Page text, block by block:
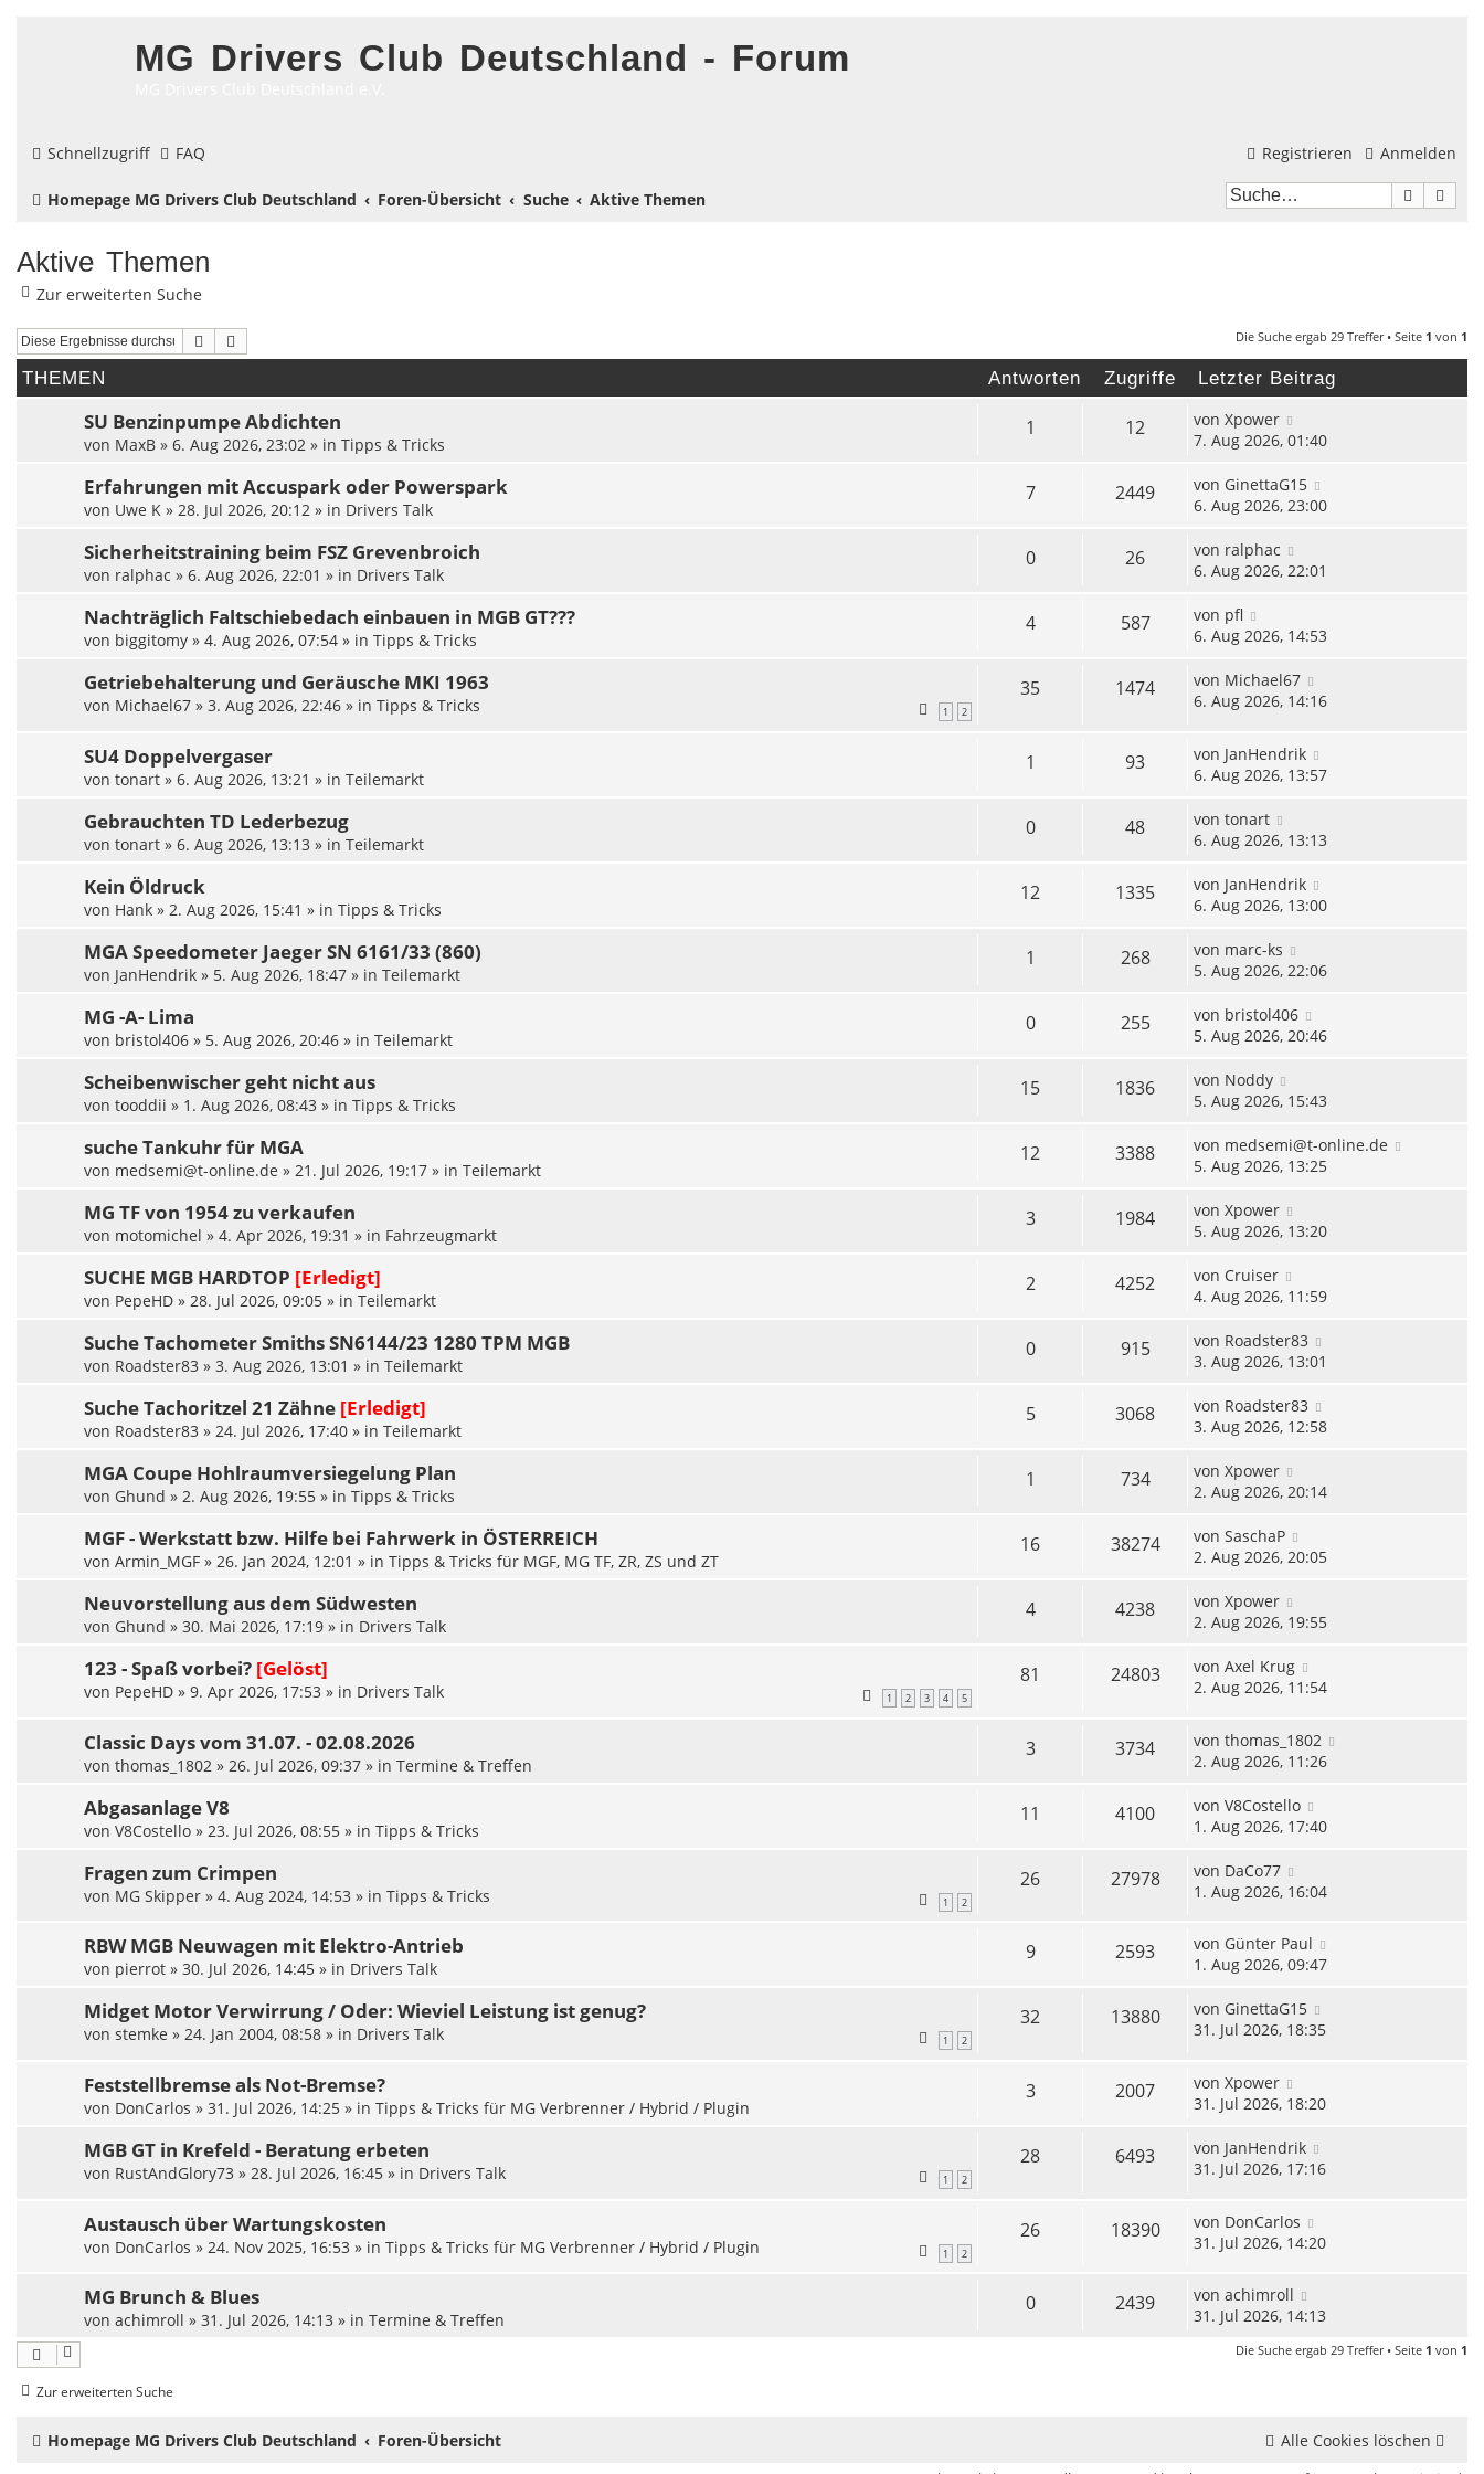
MG Drivers Club Deutschland - Forum
Schnellzugriff FAQ Anmelden
Registrieren
Homepage MG Drivers Club Deutschland Foren-Übersicht Suche Aktive Themen Suche
Aktive Themen
Zur erweiterten Suche
Suche Die Suche ergab 29 Treffer • Seite 1 von 1
THEMEN Antworten Zugriffe Letzter Beitrag
SU Benzinpumpe Abdichten
von MaxB » 6. Aug 2026, 23:02 » in Tipps & Tricks
1 12 von Xpower
7. Aug 2026, 01:40
Erfahrungen mit Accuspark oder Powerspark
von Uwe K » 28. Jul 2026, 20:12 » in Drivers Talk
7 2449 von GinettaG15
6. Aug 2026, 23:00
Sicherheitstraining beim FSZ Grevenbroich
von ralphac » 6. Aug 2026, 22:01 » in Drivers Talk
0 26 von ralphac
6. Aug 2026, 22:01
Nachträglich Faltschiebedach einbauen in MGB GT???
von biggitomy » 4. Aug 2026, 07:54 » in Tipps & Tricks
4 587 von pfl
6. Aug 2026, 14:53
Getriebehalterung und Geräusche MKI 1963
von Michael67 » 3. Aug 2026, 22:46 » in Tipps & Tricks 1 2
35 1474 von Michael67
6. Aug 2026, 14:16
SU4 Doppelvergaser
von tonart » 6. Aug 2026, 13:21 » in Teilemarkt
1 93 von JanHendrik
6. Aug 2026, 13:57
Gebrauchten TD Lederbezug
von tonart » 6. Aug 2026, 13:13 » in Teilemarkt
0 48 von tonart
6. Aug 2026, 13:13
Kein Öldruck
von Hank » 2. Aug 2026, 15:41 » in Tipps & Tricks
12 1335 von JanHendrik
6. Aug 2026, 13:00
MGA Speedometer Jaeger SN 6161/33 (860)
von JanHendrik » 5. Aug 2026, 18:47 » in Teilemarkt
1 268 von marc-ks
5. Aug 2026, 22:06
MG -A- Lima
von bristol406 » 5. Aug 2026, 20:46 » in Teilemarkt
0 255 von bristol406
5. Aug 2026, 20:46
Scheibenwischer geht nicht aus
von tooddii » 1. Aug 2026, 08:43 » in Tipps & Tricks
15 1836 von Noddy
5. Aug 2026, 15:43
suche Tankuhr für MGA
von medsemi@t-online.de » 21. Jul 2026, 19:17 » in Teilemarkt
12 3388 von medsemi@t-online.de
5. Aug 2026, 13:25
MG TF von 1954 zu verkaufen
von motomichel » 4. Apr 2026, 19:31 » in Fahrzeugmarkt
3 1984 von Xpower
5. Aug 2026, 13:20
SUCHE MGB HARDTOP [Erledigt]
von PepeHD » 28. Jul 2026, 09:05 » in Teilemarkt
2 4252 von Cruiser
4. Aug 2026, 11:59
Suche Tachometer Smiths SN6144/23 1280 TPM MGB
von Roadster83 » 3. Aug 2026, 13:01 » in Teilemarkt
0 915 von Roadster83
3. Aug 2026, 13:01
Suche Tachoritzel 21 Zähne [Erledigt]
von Roadster83 » 24. Jul 2026, 17:40 » in Teilemarkt
5 3068 von Roadster83
3. Aug 2026, 12:58
MGA Coupe Hohlraumversiegelung Plan
von Ghund » 2. Aug 2026, 19:55 » in Tipps & Tricks
1 734 von Xpower
2. Aug 2026, 20:14
MGF - Werkstatt bzw. Hilfe bei Fahrwerk in ÖSTERREICH
von Armin_MGF » 26. Jan 2024, 12:01 » in Tipps & Tricks für MGF, MG TF, ZR, ZS und ZT
16 38274 von SaschaP
2. Aug 2026, 20:05
Neuvorstellung aus dem Südwesten
von Ghund » 30. Mai 2026, 17:19 » in Drivers Talk
4 4238 von Xpower
2. Aug 2026, 19:55
123 - Spaß vorbei? [Gelöst]
von PepeHD » 9. Apr 2026, 17:53 » in Drivers Talk 1 2 3 4 5
81 24803 von Axel Krug
2. Aug 2026, 11:54
Classic Days vom 31.07. - 02.08.2026
von thomas_1802 » 26. Jul 2026, 09:37 » in Termine & Treffen
3 3734 von thomas_1802
2. Aug 2026, 11:26
Abgasanlage V8
von V8Costello » 23. Jul 2026, 08:55 » in Tipps & Tricks
11 4100 von V8Costello
1. Aug 2026, 17:40
Fragen zum Crimpen
von MG Skipper » 4. Aug 2024, 14:53 » in Tipps & Tricks 1 2
26 27978 von DaCo77
1. Aug 2026, 16:04
RBW MGB Neuwagen mit Elektro-Antrieb
von pierrot » 30. Jul 2026, 14:45 » in Drivers Talk
9 2593 von Günter Paul
1. Aug 2026, 09:47
Midget Motor Verwirrung / Oder: Wieviel Leistung ist genug?
von stemke » 24. Jan 2004, 08:58 » in Drivers Talk 1 2
32 13880 von GinettaG15
31. Jul 2026, 18:35
Feststellbremse als Not-Bremse?
von DonCarlos » 31. Jul 2026, 14:25 » in Tipps & Tricks für MG Verbrenner / Hybrid / Plugin
3 2007 von Xpower
31. Jul 2026, 18:20
MGB GT in Krefeld - Beratung erbeten
von RustAndGlory73 » 28. Jul 2026, 16:45 » in Drivers Talk 1 2
28 6493 von JanHendrik
31. Jul 2026, 17:16
Austausch über Wartungskosten
von DonCarlos » 24. Nov 2025, 16:53 » in Tipps & Tricks für MG Verbrenner / Hybrid / Plugin 1 2
26 18390 von DonCarlos
31. Jul 2026, 14:20
MG Brunch & Blues
von achimroll » 31. Jul 2026, 14:13 » in Termine & Treffen
0 2439 von achimroll
31. Jul 2026, 14:13
Die Suche ergab 29 Treffer • Seite 1 von 1
Zur erweiterten Suche
Homepage MG Drivers Club Deutschland Foren-Übersicht Alle Cookies löschen